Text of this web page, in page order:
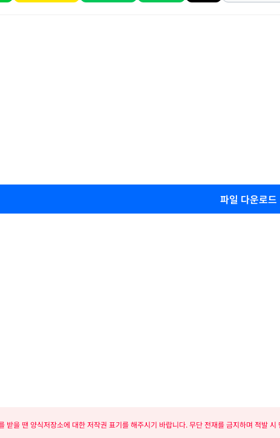
파일 다운로드
받을 땐 양식저장소에 대한 저작권 표기를 해주시기 바랍니다. 무단 전재를 금지하며 적발